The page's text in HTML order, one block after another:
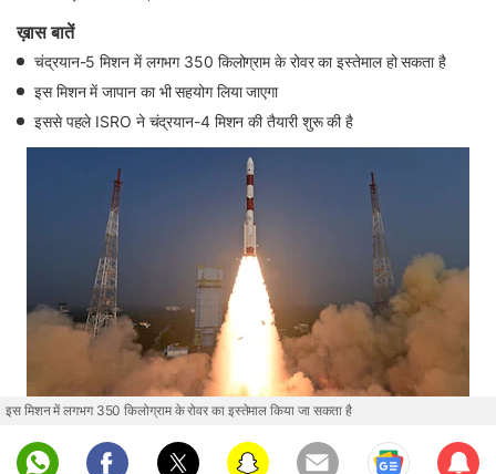
ख़ास बातें
चंद्रयान-5 मिशन में लगभग 350 किलोग्राम के रोवर का इस्तेमाल हो सकता है
इस मिशन में जापान का भी सहयोग लिया जाएगा
इससे पहले ISRO ने चंद्रयान-4 मिशन की तैयारी शुरू की है
इस मिशन में लगभग 350 किलोग्राम के रोवर का इस्तेमाल किया जा सकता है
Sub